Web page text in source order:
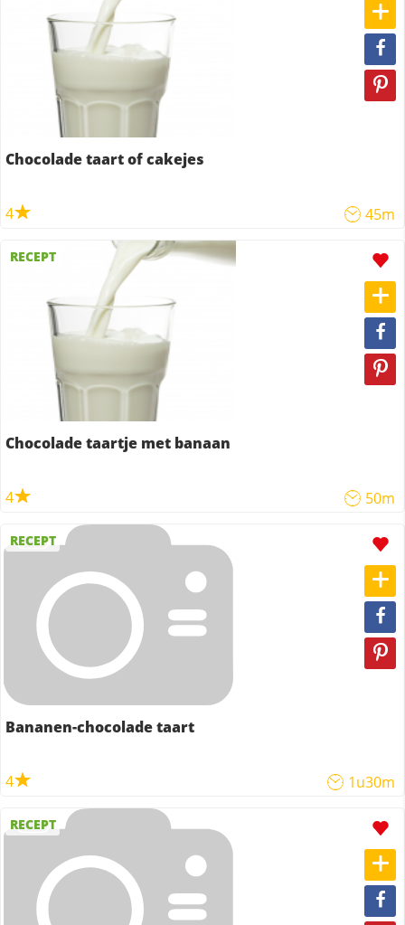
Chocolade taart of cakejes
4 45m
RECEPT
Chocolade taartje met banaan
4 50m
RECEPT
Bananen-chocolade taart
4 1u30m
RECEPT